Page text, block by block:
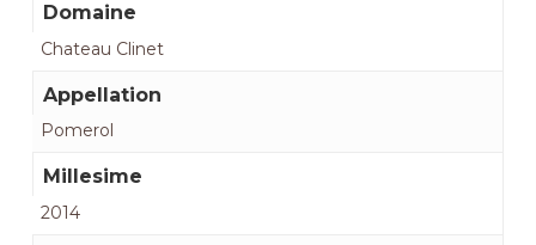
Domaine
Chateau Clinet
Appellation
Pomerol
Millesime
2014